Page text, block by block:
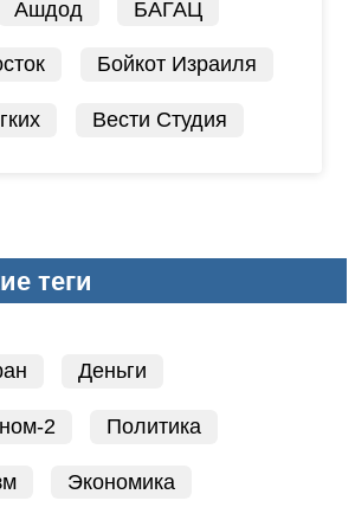
Ашдод БАГАЦ
Бойкот Израиля
Вести Студия
теги
Деньги
2 Политика
Экономика